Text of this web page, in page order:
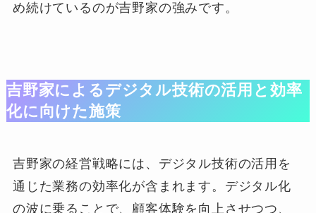
め続けているのが吉野家の強みです。
吉野家によるデジタル技術の活用と効率
化に向けた施策
吉野家の経営戦略には、デジタル技術の活用を
通じた業務の効率化が含まれます。デジタル化
の波に乗ることで、顧客体験を向上させつつ、